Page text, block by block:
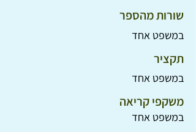
שורות מהספר
במשפט אחד
תקציר
במשפט אחד
משקפי קריאה
במשפט אחד